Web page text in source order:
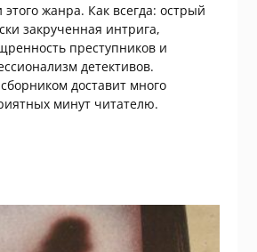
этого жанра. Как всегда: острый
закрученная интрига,
преступников и
детективов.
доставит много
минут читателю.